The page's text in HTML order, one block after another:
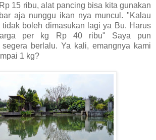
15 ribu, alat pancing bisa kita gunakan
aja nunggu ikan nya muncul. "Kalau
tidak boleh dimasukan lagi ya Bu. Harus
per kg Rp 40 ribu" Saya pun
berlalu. Ya kali, emangnya kami
1 kg?